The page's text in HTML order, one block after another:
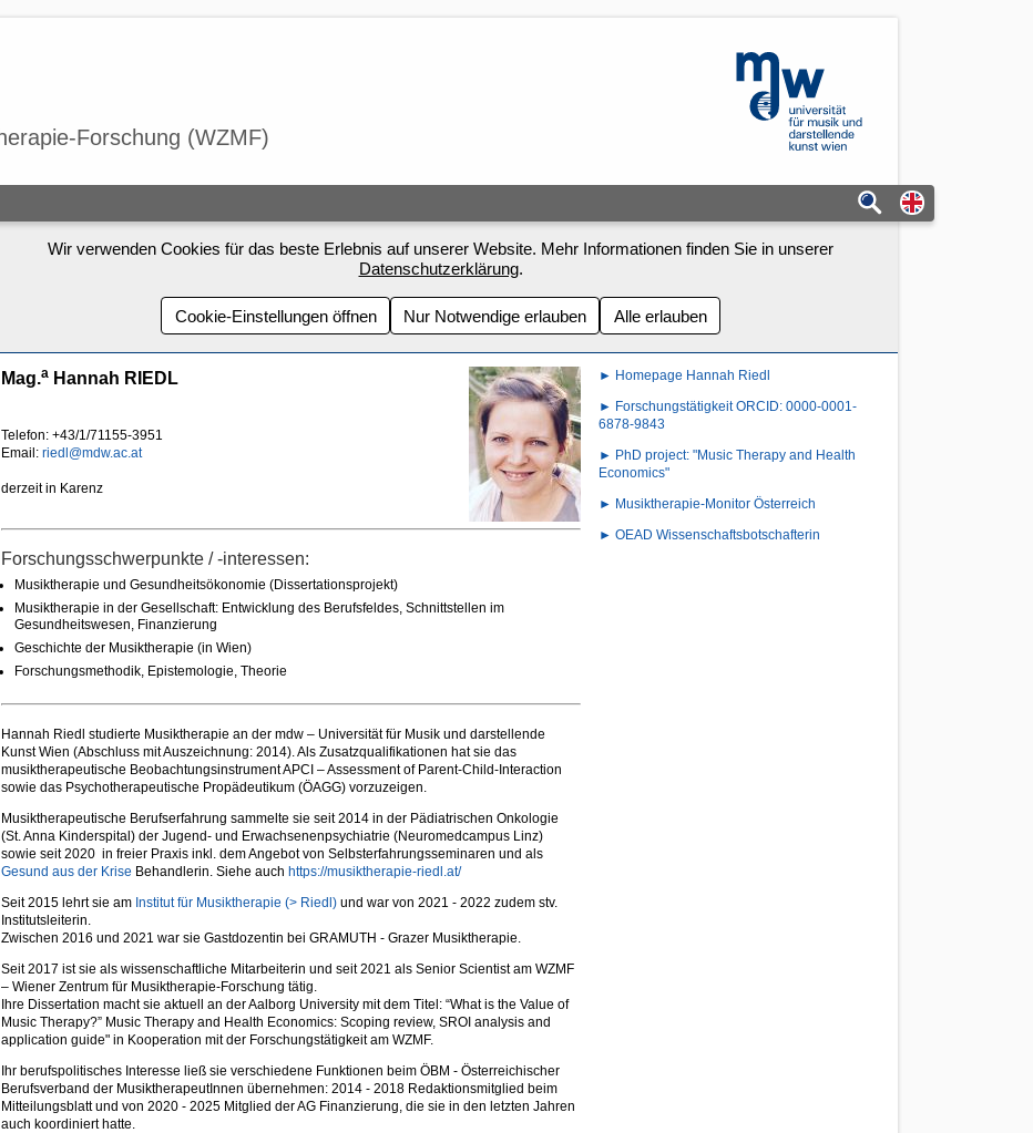
mdw - Homepage
Switch to
Wir verwenden Cookies für das beste Erlebnis auf unserer Website. Mehr Informationen finden Sie in unserer
Datenschutzerklärung.
Cookie-Einstellungen öffnen Nur Notwendige erlauben Alle erlauben
Mag.a Hannah RIEDL
Telefon: +43/1/71155-3951
Email: riedl@mdw.ac.at
derzeit in Karenz
Forschungsschwerpunkte / -interessen:
Musiktherapie und Gesundheitsökonomie (Dissertationsprojekt)
Musiktherapie in der Gesellschaft: Entwicklung des Berufsfeldes, Schnittstellen im
Gesundheitswesen, Finanzierung
Geschichte der Musiktherapie (in Wien)
Forschungsmethodik, Epistemologie, Theorie
► Homepage Hannah Riedl
► Forschungstätigkeit ORCID: 0000-0001-
6878-9843
► PhD project: "Music Therapy and Health
Economics"
► Musiktherapie-Monitor Österreich
► OEAD Wissenschaftsbotschafterin
Hannah Riedl studierte Musiktherapie an der mdw – Universität für Musik und darstellende
Kunst Wien (Abschluss mit Auszeichnung: 2014). Als Zusatzqualifikationen hat sie das
musiktherapeutische Beobachtungsinstrument APCI – Assessment of Parent-Child-Interaction
sowie das Psychotherapeutische Propädeutikum (ÖAGG) vorzuzeigen.
Musiktherapeutische Berufserfahrung sammelte sie seit 2014 in der Pädiatrischen Onkologie
(St. Anna Kinderspital) der Jugend- und Erwachsenenpsychiatrie (Neuromedcampus Linz)
sowie seit 2020 in freier Praxis inkl. dem Angebot von Selbsterfahrungsseminaren und als
Gesund aus der Krise Behandlerin. Siehe auch https://musiktherapie-riedl.at/
Seit 2015 lehrt sie am Institut für Musiktherapie (> Riedl) und war von 2021 - 2022 zudem stv.
Institutsleiterin.
Zwischen 2016 und 2021 war sie Gastdozentin bei GRAMUTH - Grazer Musiktherapie.
Seit 2017 ist sie als wissenschaftliche Mitarbeiterin und seit 2021 als Senior Scientist am WZMF
– Wiener Zentrum für Musiktherapie-Forschung tätig.
Ihre Dissertation macht sie aktuell an der Aalborg University mit dem Titel: “What is the Value of
Music Therapy?” Music Therapy and Health Economics: Scoping review, SROI analysis and
application guide" in Kooperation mit der Forschungstätigkeit am WZMF.
Ihr berufspolitisches Interesse ließ sie verschiedene Funktionen beim ÖBM - Österreichischer
Berufsverband der MusiktherapeutInnen übernehmen: 2014 - 2018 Redaktionsmitglied beim
Mitteilungsblatt und von 2020 - 2025 Mitglied der AG Finanzierung, die sie in den letzten Jahren
auch koordiniert hatte.